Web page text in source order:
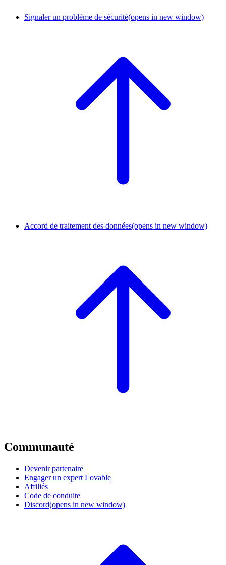
Signaler un problème de sécurité(opens in new window)
Accord de traitement des données(opens in new window)
Communauté
Devenir partenaire
Engager un expert Lovable
Affiliés
Code de conduite
Discord(opens in new window)